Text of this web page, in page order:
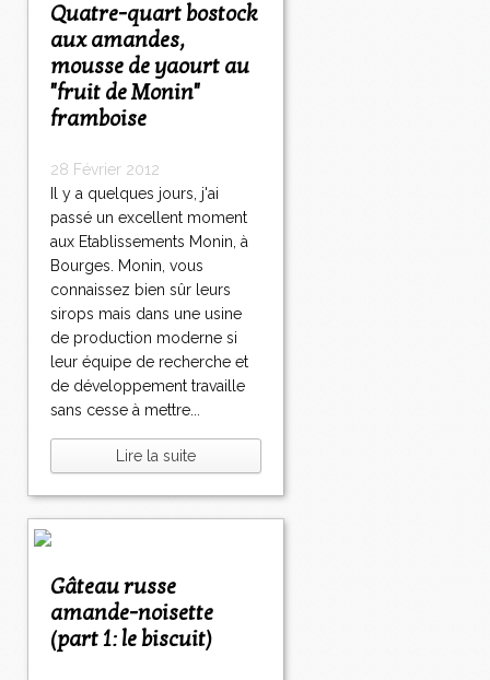
Quatre-quart bostock
aux amandes,
mousse de yaourt au
"fruit de Monin"
framboise
28 Février 2012
Il y a quelques jours, j'ai
passé un excellent moment
aux Etablissements Monin, à
Bourges. Monin, vous
connaissez bien sûr leurs
sirops mais dans une usine
de production moderne si
leur équipe de recherche et
de développement travaille
sans cesse à mettre...
Lire la suite
Gâteau russe
amande-noisette
(part 1: le biscuit)